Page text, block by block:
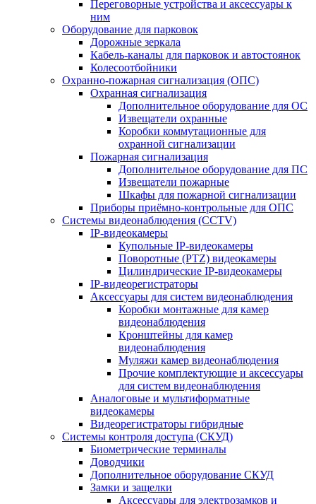
Переговорные устройства и аксессуары к
ним
Оборудование для парковок
Дорожные зеркала
Кабель-каналы для парковок и автостоянок
Колесоотбойники
Охранно-пожарная сигнализация (ОПС)
Охранная сигнализация
Дополнительное оборудование для ОС
Извещатели охранные
Коробки коммутационные для
охранной сигнализации
Пожарная сигнализация
Дополнительное оборудование для ПС
Извещатели пожарные
Шкафы для пожарной сигнализации
Приборы приёмно-контрольные для ОПС
Системы видеонаблюдения (CCTV)
IP-видеокамеры
Купольные IP-видеокамеры
Поворотные (PTZ) видеокамеры
Цилиндрические IP-видеокамеры
IP-видеорегистраторы
Аксессуары для систем видеонаблюдения
Коробки монтажные для камер
видеонаблюдения
Кронштейны для камер
видеонаблюдения
Муляжи камер видеонаблюдения
Прочие комплектующие и аксессуары
для систем видеонаблюдения
Аналоговые и мультиформатные
видеокамеры
Видеорегистраторы гибридные
Системы контроля доступа (СКУД)
Биометрические терминалы
Доводчики
Дополнительное оборудование СКУД
Замки и защелки
Аксессуары для электрозамков и